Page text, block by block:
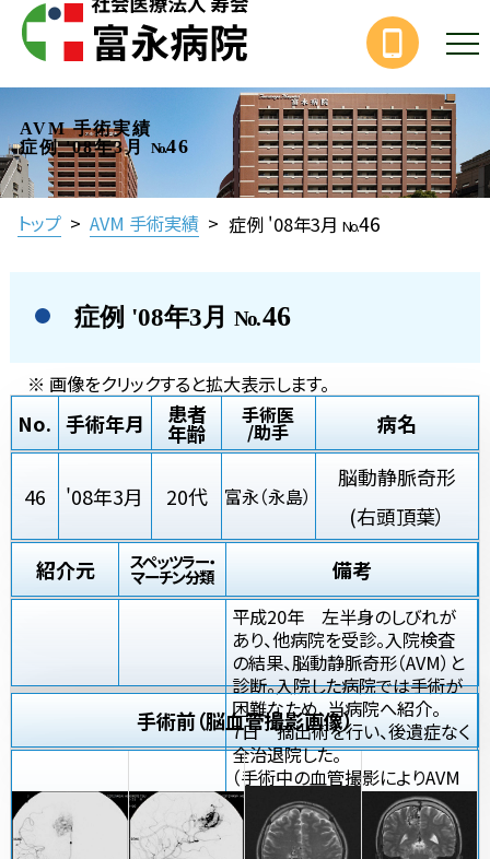
AVM 手術実績
症例 '08年3月
No.46
トップ > AVM 手術実績 > 症例 '08年3月 No.46
症例 '08年3月 No.46
※ 画像をクリックすると拡大表示します。
No. 手術年月 患者
年齢
手術医
/助手 病名
46 '08年3月 20代 富永（永島）
脳動静脈奇形
(右頭頂葉）
紹介元
スペッツラー・
マーチン分類 備考
平成20年 左半身のしびれが
あり、他病院を受診。入院検査
の結果、脳動静脈奇形（AVM）と
診断。入院した病院では手術が
困難なため、当病院へ紹介。
7日 摘出術を行い、後遺症なく
全治退院した。
（手術中の血管撮影によりAVM
の完全摘出が確認されたので、
術後の血管撮影は省略した。）
手術前（脳血管撮影画像）